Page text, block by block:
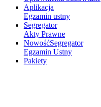
Aplikacja
Egzamin ustny
Segregator
Akty Prawne
NowośćSegregator
Egzamin Ustny
Pakiety